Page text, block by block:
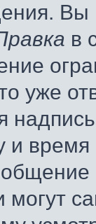
Вы
в
уже
и
могут